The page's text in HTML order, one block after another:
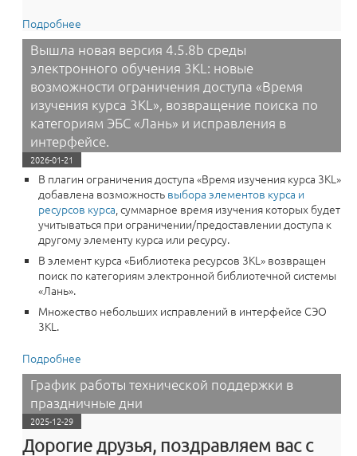
Подробнее
обучения 3KL: новые массовые действия в Панели
управления 3KL, условие доступа для плагина
«Подписка 3KL», а также возможность запроса курса
из блока «История обучения».
Вышла новая версия 4.5.8b среды
электронного обучения 3KL: новые
возможности ограничения доступа «Время
изучения курса 3KL», возвращение поиска по
категориям ЭБС «Лань» и исправления в
интерфейсе.
2026-01-21
В плагин ограничения доступа «Время изучения курса 3KL»
добавлена возможность выбора элементов курса и
ресурсов курса, суммарное время изучения которых будет
учитываться при ограничении/предоставлении доступа к
другому элементу курса или ресурсу.
В элемент курса «‎Библиотека ресурсов 3KL» возвращен
поиск по категориям электронной библиотечной системы
«Лань».
Множество небольших исправлений в интерфейсе СЭО
3KL.
Подробнее
обучения 3KL: новые возможности ограничения
доступа «Время изучения курса 3KL», возвращение
поиска по категориям ЭБС «Лань» и исправления в
интерфейсе.
График работы технической поддержки в
праздничные дни
2025-12-29
Дорогие друзья, поздравляем вас с